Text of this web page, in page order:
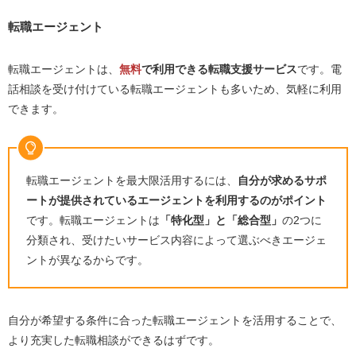
転職エージェント
転職エージェントは、 無料で利用できる転職支援サービスです。電
話相談を受け付けている転職エージェントも多いため、気軽に利用
できます。
転職エージェントを最大限活用するには、
自分が求めるサポ
ートが提供されているエージェントを利用するのがポイント
です。転職エージェントは 「特化型」と「総合型」 の2つに
分類され、受けたいサービス内容によって選ぶべきエージェ
ントが異なるからです。
自分が希望する条件に合った転職エージェントを活用することで、
より充実した転職相談ができるはずです。